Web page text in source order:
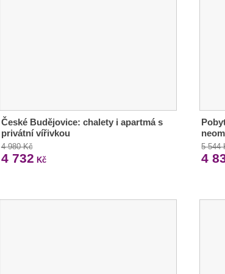
České Budějovice: chalety i apartmá s
privátní vířivkou
4 980 Kč
4 732 Kč
5 544
4